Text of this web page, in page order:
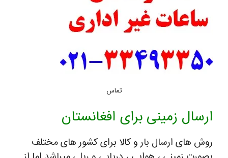
تماس
ارسال زمینی برای افغانستان
روش های ارسال بار و کالا برای کشور های مختلف